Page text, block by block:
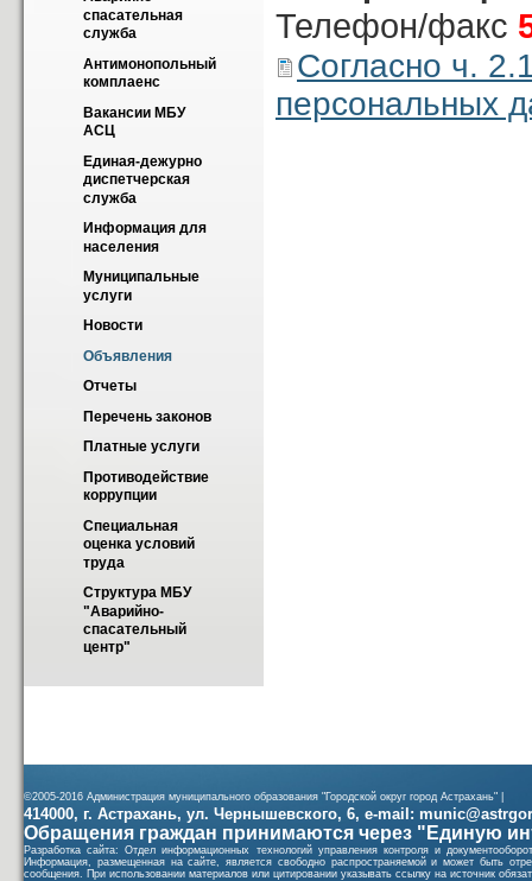
спасательная
служба
Антимонопольный
комплаенс
Вакансии МБУ
АСЦ
Единая-дежурно
диспетчерская
служба
Информация для
населения
Муниципальные
услуги
Новости
Объявления
Отчеты
Перечень законов
Платные услуги
Противодействие
коррупции
Специальная
оценка условий
труда
Структура МБУ
"Аварийно-
спасательный
центр"
Телефон/факс
Согласно ч.
персональных
©2005-2016 Администрация муниципального образования "Городской округ город Астрахань" |
414000, г. Астрахань, ул. Чернышевского, 6, e-mail:
Обращения граждан принимаются через "Единую
Разработка сайта: Отдел информационных технологий управления контроля и
Информация, размещенная на сайте, является свободно распространяемой и может быть
сообщения. При использовании материалов или цитировании указывать ссылку на источник